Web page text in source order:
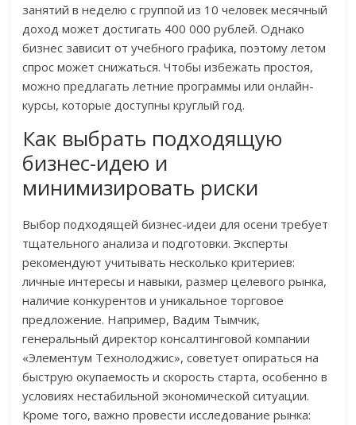
занятий в неделю с группой из 10 человек месячный
доход может достигать 400 000 рублей. Однако
бизнес зависит от учебного графика, поэтому летом
спрос может снижаться. Чтобы избежать простоя,
можно предлагать летние программы или онлайн-
курсы, которые доступны круглый год.
Как выбрать подходящую
бизнес-идею и
минимизировать риски
Выбор подходящей бизнес-идеи для осени требует
тщательного анализа и подготовки. Эксперты
рекомендуют учитывать несколько критериев:
личные интересы и навыки, размер целевого рынка,
наличие конкурентов и уникальное торговое
предложение. Например, Вадим Тымчик,
генеральный директор консалтинговой компании
«Элементум Технолоджис», советует опираться на
быструю окупаемость и скорость старта, особенно в
условиях нестабильной экономической ситуации.
Кроме того, важно провести исследование рынка: